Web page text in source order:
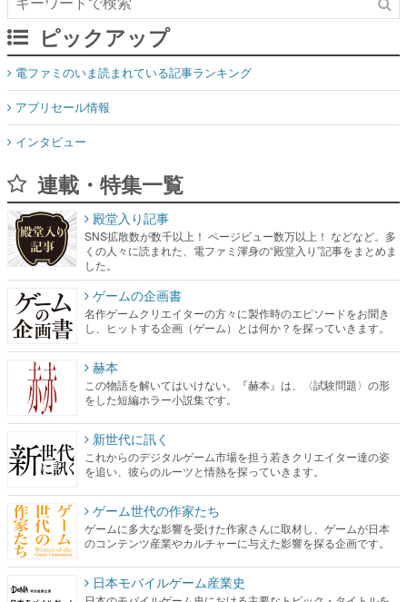
ピックアップ
電ファミのいま読まれている記事ランキング
アプリセール情報
インタビュー
連載・特集一覧
殿堂入り記事
SNS拡散数が数千以上！ ページビュー数万以上！ などなど。多
くの人々に読まれた、電ファミ渾身の“殿堂入り”記事をまとめま
した。
ゲームの企画書
名作ゲームクリエイターの方々に製作時のエピソードをお聞き
し、ヒットする企画（ゲーム）とは何か？を探っていきます。
赫本
この物語を解いてはいけない。『赫本』は、〈試験問題〉の形
をした短編ホラー小説集です。
新世代に訊く
これからのデジタルゲーム市場を担う若きクリエイター達の姿
を追い、彼らのルーツと情熱を探っていきます。
ゲーム世代の作家たち
ゲームに多大な影響を受けた作家さんに取材し、ゲームが日本
のコンテンツ産業やカルチャーに与えた影響を探る企画です。
日本モバイルゲーム産業史